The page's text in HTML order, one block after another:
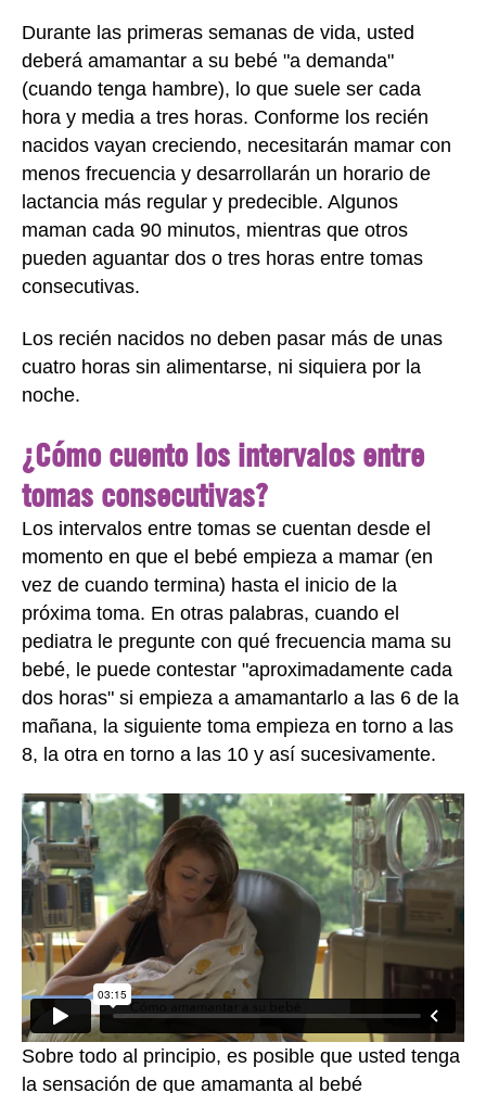
Durante las primeras semanas de vida, usted
deberá amamantar a su bebé "a demanda"
(cuando tenga hambre), lo que suele ser cada
hora y media a tres horas. Conforme los recién
nacidos vayan creciendo, necesitarán mamar con
menos frecuencia y desarrollarán un horario de
lactancia más regular y predecible. Algunos
maman cada 90 minutos, mientras que otros
pueden aguantar dos o tres horas entre tomas
consecutivas.
Los recién nacidos no deben pasar más de unas
cuatro horas sin alimentarse, ni siquiera por la
noche.
¿Cómo cuento los intervalos entre
tomas consecutivas?
Los intervalos entre tomas se cuentan desde el
momento en que el bebé empieza a mamar (en
vez de cuando termina) hasta el inicio de la
próxima toma. En otras palabras, cuando el
pediatra le pregunte con qué frecuencia mama su
bebé, le puede contestar "aproximadamente cada
dos horas" si empieza a amamantarlo a las 6 de la
mañana, la siguiente toma empieza en torno a las
8, la otra en torno a las 10 y así sucesivamente.
Sobre todo al principio, es posible que usted tenga
la sensación de que amamanta al bebé